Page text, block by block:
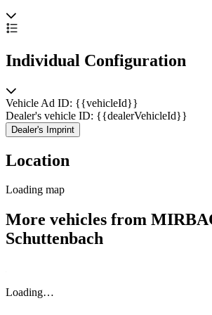
Wasserkühler neu, original Neuteil.
Zündung - auf Transisterzündung umgerüstet,
Klimaanlage komplett erneuert, auch alle
Kompressor neu.
Auspuff Krümmer vorne hinten erneuert,
Individual Configuration
Vehicle Ad ID: {{vehicleId}}
Dealer's vehicle ID: {{dealerVehicleId}}
Dealer's Imprint
Location
Loading map
More vehicles from
Schuttenbach
Loading…